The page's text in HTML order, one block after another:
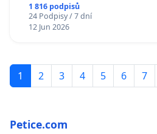
1 816 podpisů
24 Podpisy / 7 dní
12 Jun 2026
1 2 3 4 5 6 7
Petice.com